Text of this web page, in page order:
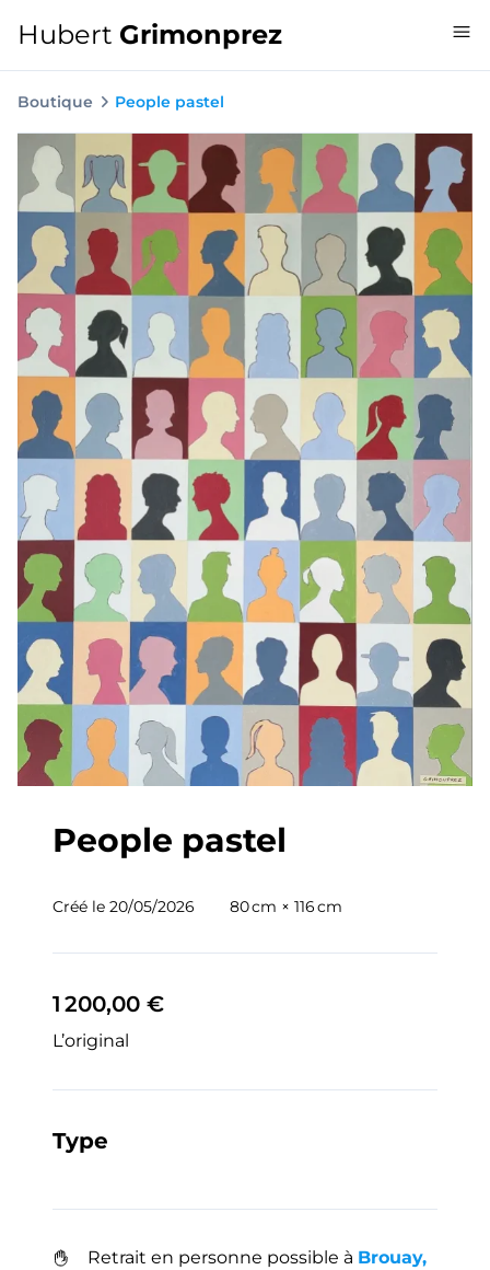
Hubert Grimonprez
Boutique People pastel
People pastel
Créé le 20/05/2026 80 cm × 116 cm
1 200,00 €
L’original
Type
Retrait en personne possible à Brouay,